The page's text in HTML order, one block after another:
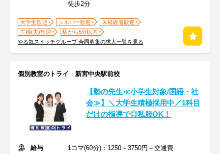
徒歩2分
大学生歓迎 シルバー歓迎
未経験者歓迎
主婦(夫)歓迎
駅から5分以内
やる気スイッチグループ 合同募集の求人一覧を見る
個別教室のトライ 新宮中央駅前校
【塾の先生≪小学生対象/国語・社
会≫】＼大学生積極採用中／1科目
だけの指導で◎私服OK！
給与
1コマ(60分)：1250～3750円＋交通費